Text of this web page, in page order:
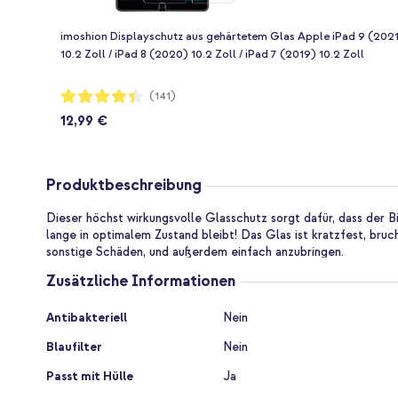
imoshion Displayschutz aus gehärtetem Glas Apple iPad 9
10.2 Zoll / iPad 8 (2020) 10.2 Zoll / iPad 7 (2019) 10.2 Zoll
Bewertung:
87%
(141)
12,99 €
Produktbeschreibung
Dieser höchst wirkungsvolle Glasschutz sorgt dafür, dass der
lange in optimalem Zustand bleibt! Das Glas ist kratzfest,
sonstige Schäden, und außerdem einfach anzubringen.
Zusätzliche Informationen
Zusätzliche
Antibakteriell
Nein
Blaufilter
Nein
Passt mit Hülle
Ja